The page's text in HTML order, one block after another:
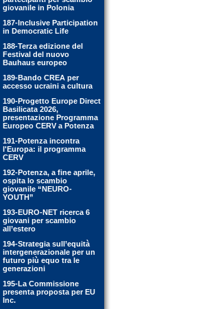
giovanile in Polonia
187-Inclusive Participation
in Democratic Life
188-Terza edizione del
Festival del nuovo
Bauhaus europeo
189-Bando CREA per
accesso ucraini a cultura
190-Progetto Europe Direct
Basilicata 2026,
presentazione Programma
Europeo CERV a Potenza
191-Potenza incontra
l'Europa: il programma
CERV
192-Potenza, a fine aprile,
ospita lo scambio
giovanile “NEURO-
YOUTH”
193-EURO-NET ricerca 6
giovani per scambio
all’estero
194-Strategia sull’equità
intergenerazionale per un
futuro più equo tra le
generazioni
195-La Commissione
presenta proposta per EU
Inc.